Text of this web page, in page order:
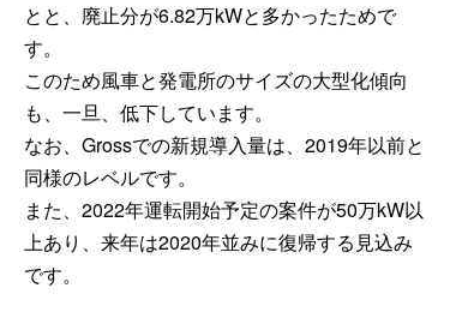
とと、廃止分が6.82万kWと多かったためで
す。
このため風車と発電所のサイズの大型化傾向
も、一旦、低下しています。
なお、Grossでの新規導入量は、2019年以前と
同様のレベルです。
また、2022年運転開始予定の案件が50万kW以
上あり、来年は2020年並みに復帰する見込み
です。